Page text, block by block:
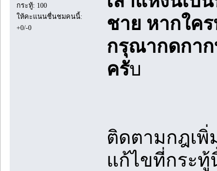
กระทู้: 100
ให้คะแนนชื่นชมคนนี้:
+0/-0
ชาย หากใค
กรุณากดกา
ครับ
ติดตามกฎเพิ่
แก้ไขที่กระ